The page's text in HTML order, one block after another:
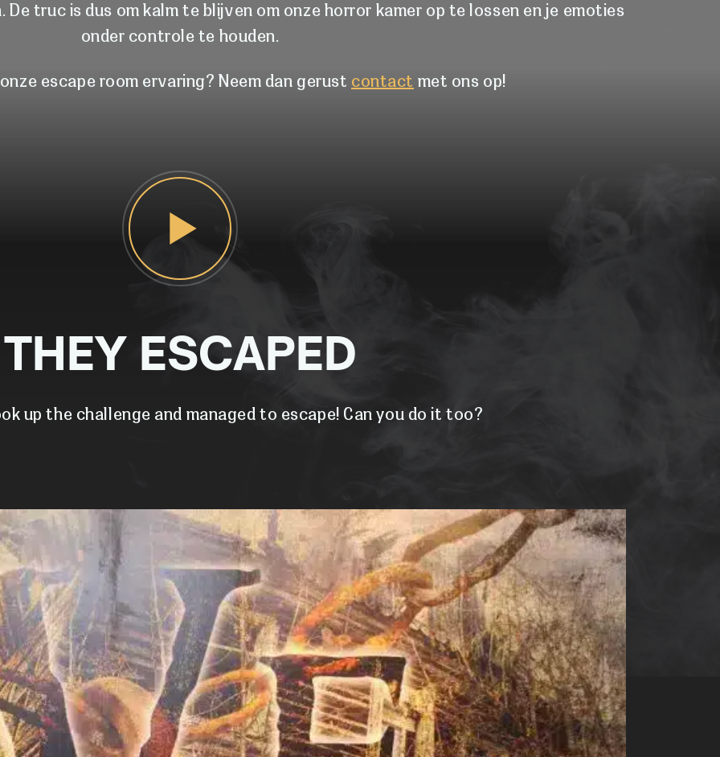
De truc is dus om kalm te blijven om onze horror kamer op te lossen en je emoties
onder controle te houden.
escape room ervaring? Neem dan gerust contact met ons op!
THEY ESCAPED
up the challenge and managed to escape! Can you do it too?